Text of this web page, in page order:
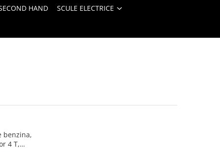
HAND SCULE ELECTRICE
benzina,
4 T,